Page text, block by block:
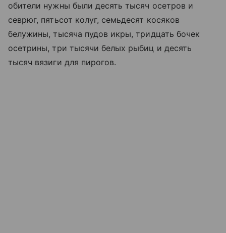
обители нужны были десять тысяч осетров и
севрюг, пятьсот колуг, семьдесят косяков
белужины, тысяча пудов икры, тридцать бочек
осетрины, три тысячи белых рыбиц и десять
тысяч вязиги для пирогов.